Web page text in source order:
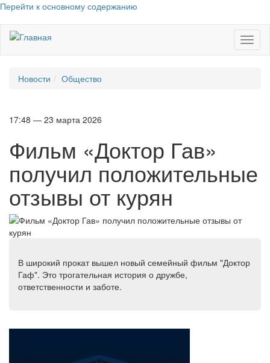
Перейти к основному содержанию
Новости Общество
17:48 — 23 марта 2026
Фильм «Доктор Гав»
получил положительные
отзывы от курян
В широкий прокат вышел новый семейный фильм "Доктор
Гаф". Это трогательная история о дружбе,
ответственности и заботе.